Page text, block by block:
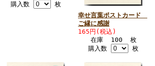
購入数
枚
幸せ言葉ポストカード
ご縁に感謝
165円(税込)
在庫 100 枚
購入数
枚